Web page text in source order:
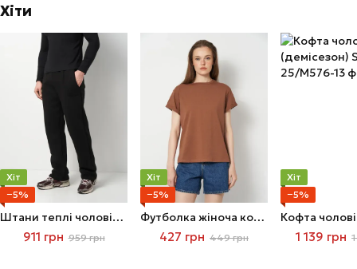
Хіти
Хіт
−5%
Штани теплі чоловічі M Чорні
911 грн 959 грн
Хіт
−5%
Футболка жіноча коричнева М
427 грн 449 грн
Хіт
−5%
1 139 грн